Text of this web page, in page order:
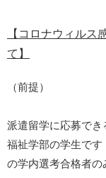
【コロナウィル
て】
（前提）
派遣留学に応募で
福祉学部の学生で
の学内選考合格者の